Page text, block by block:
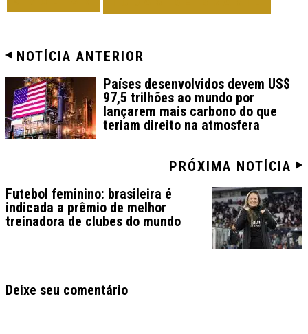
NOTÍCIA ANTERIOR
Países desenvolvidos devem US$
97,5 trilhões ao mundo por
lançarem mais carbono do que
teriam direito na atmosfera
PRÓXIMA NOTÍCIA
Futebol feminino: brasileira é
indicada a prêmio de melhor
treinadora de clubes do mundo
Deixe seu comentário